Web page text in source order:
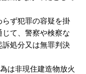
ず犯罪の容疑を掛
て、警察や検察な
処分又は無罪判決
は非現住建造物放火